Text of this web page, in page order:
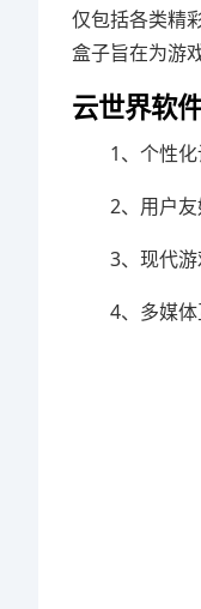
仅包括各类精
盒子旨在为游
云世界软
1、个性
2、用户
3、现代
4、多媒